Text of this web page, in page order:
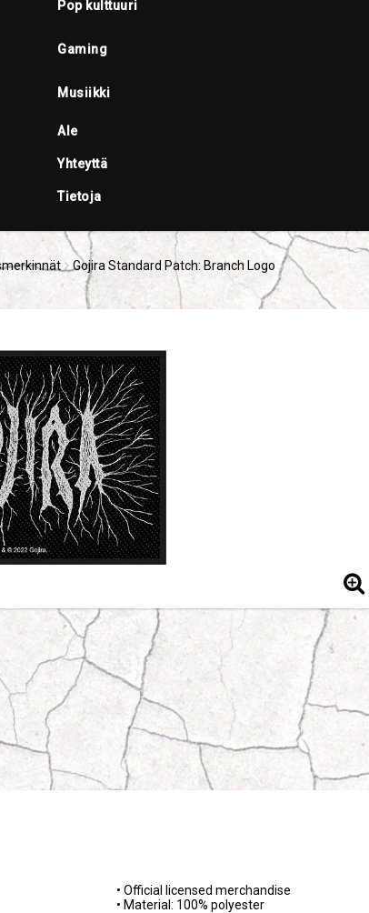
Pop kulttuuri
Gaming
Musiikki
Ale
Yhteyttä
Tietoja
Gojira Standard Patch: Branch Logo
• Official licensed merchandise
• Material: 100% polyester